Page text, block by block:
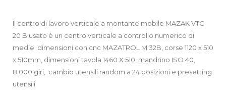
Il centro di lavoro verticale a montante mobile MAZAK VTC
20 B usato è un centro verticale a controllo numerico di
medie dimensioni con cnc MAZATROL M 32B, corse 1120 x 510
x 510mm, dimensioni tavola 1460 X 510, mandrino ISO 40,
8.000 giri, cambio utensili random a 24 posizioni e presetting
utensili.